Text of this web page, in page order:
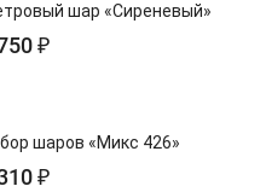
с
Набор шаров
шар «Сиреневый»
₽
шаров «Микс 426»
₽